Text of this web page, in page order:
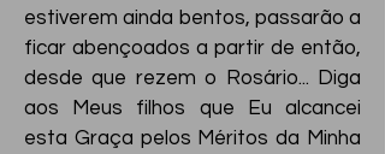
estiverem ainda bentos, passarão a
ficar abençoados a partir de então,
desde que rezem o Rosário... Diga
aos Meus filhos que Eu alcancei
esta Graça pelos Méritos da Minha